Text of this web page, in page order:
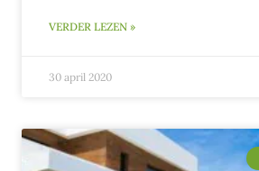
VERDER LEZEN »
30 april 2020